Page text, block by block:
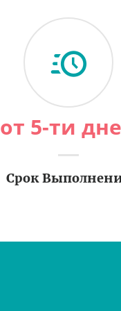
от 5-ти
Срок